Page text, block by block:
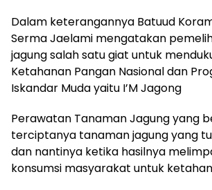
Dalam keterangannya Batuud
Serma Jaelami mengatakan
jagung salah satu giat untuk
Ketahanan Pangan Nasional dan
Iskandar Muda yaitu I’M Jagong
Perawatan Tanaman Jagung yang
terciptanya tanaman jagung yang
dan nantinya ketika hasilnya
konsumsi masyarakat untuk